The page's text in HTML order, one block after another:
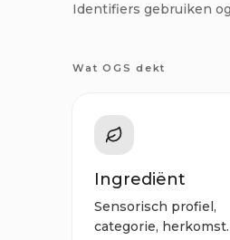
Identifiers gebruiken
Wat OGS dekt
Ingrediënt
Sensorisch profiel,
categorie, herkomst.